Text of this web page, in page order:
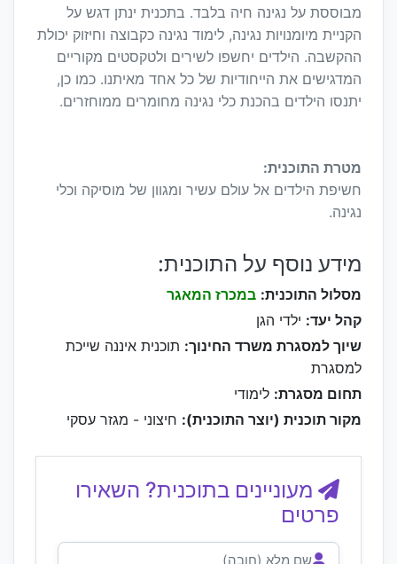
מבוססת על נגינה חיה בלבד. בתכנית ינתן דגש על
הקניית מיומנויות נגינה, לימוד נגינה כקבוצה וחיזוק יכולת
ההקשבה. הילדים יחשפו לשירים ולטקסטים מקוריים
המדגישים את הייחודיות של כל אחד מאיתנו. כמו כן,
יתנסו הילדים בהכנת כלי נגינה מחומרים ממוחזרים.
מטרת התוכנית:
חשיפת הילדים אל עולם עשיר ומגוון של מוסיקה וכלי
נגינה.
מידע נוסף על התוכנית:
מסלול התוכנית: במכרז המאגר
קהל יעד: ילדי הגן
שיוך למסגרת משרד החינוך: תוכנית איננה שייכת
למסגרת
תחום מסגרת: לימודי
מקור תוכנית (יוצר התוכנית): חיצוני - מגזר עסקי
מעוניינים בתוכנית? השאירו
פרטים